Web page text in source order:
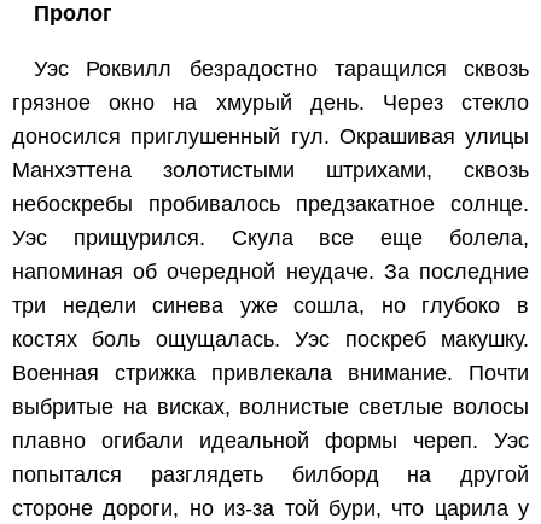
Пролог
Уэс Роквилл безрадостно таращился сквозь
грязное окно на хмурый день. Через стекло
доносился приглушенный гул. Окрашивая улицы
Манхэттена золотистыми штрихами, сквозь
небоскребы пробивалось предзакатное солнце.
Уэс прищурился. Скула все еще болела,
напоминая об очередной неудаче. За последние
три недели синева уже сошла, но глубоко в
костях боль ощущалась. Уэс поскреб макушку.
Военная стрижка привлекала внимание. Почти
выбритые на висках, волнистые светлые волосы
плавно огибали идеальной формы череп. Уэс
попытался разглядеть билборд на другой
стороне дороги, но из-за той бури, что царила у